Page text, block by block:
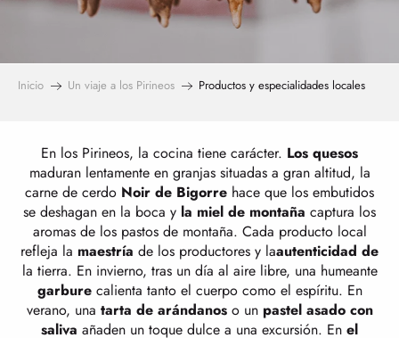
Inicio Un viaje a los Pirineos Productos y especialidades locales
En los Pirineos, la cocina tiene carácter. Los quesos
maduran lentamente en granjas situadas a gran altitud, la
carne de cerdo Noir de Bigorre hace que los embutidos
se deshagan en la boca y la miel de montaña captura los
aromas de los pastos de montaña. Cada producto local
refleja la maestría de los productores y laautenticidad de
la tierra. En invierno, tras un día al aire libre, una humeante
garburecalienta tanto el cuerpo como el espíritu. En
verano, una tarta de arándanoso un pastel asado con
saliva añaden un toque dulce a una excursión. En el